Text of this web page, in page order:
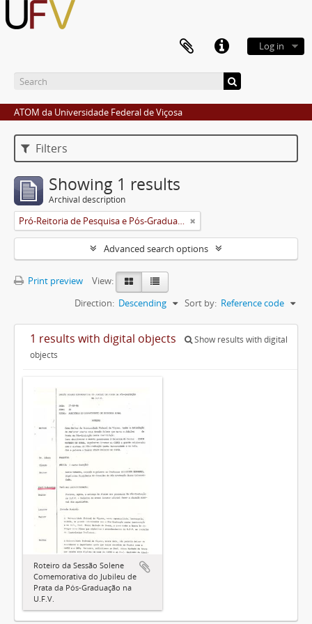
Log in
ATOM da Universidade Federal de Viçosa
Filters
Showing 1 results
Archival description
Pró-Reitoria de Pesquisa e Pós-Graduação
Advanced search options
Print preview
View:
Sort by: Reference code
Direction: Descending
1 results with digital objects
Show results with digital
objects
Roteiro da Sessão Solene
Comemorativa do Jubileu de
Prata da Pós-Graduação na
U.F.V.